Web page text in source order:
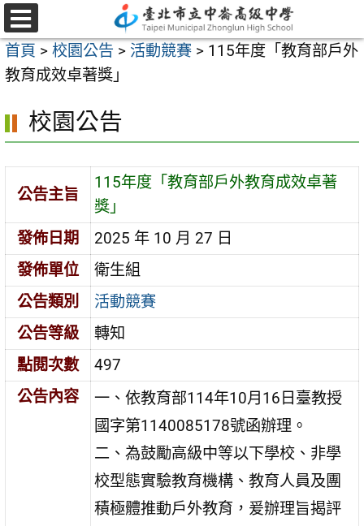
跳
至
主
要
容
選
單
首頁 > 校園公告 > 活動競賽 > 115年度「教育部戶外
教育成效卓著獎」
校園公告
公告主旨
115年度「教育部戶外教育成效卓著
獎」
發佈日期
2025 年 10 月 27 日
發佈單位
衛生組
公告類別
活動競賽
公告等級
轉知
點閱次數
497
公告內容
一、依教育部114年10月16日臺教授
國字第1140085178號函辦理。
二、為鼓勵高級中等以下學校、非學
校型態實驗教育機構、教育人員及團
積極體推動戶外教育，爰辦理旨揭評